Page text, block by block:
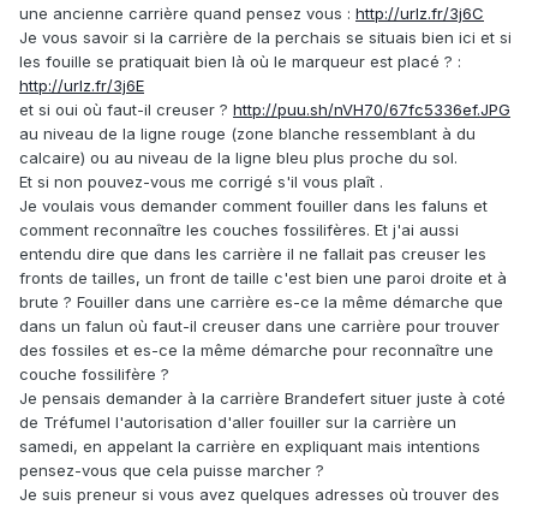
une ancienne carrière quand pensez vous : http://urlz.fr/3j6C
Je vous savoir si la carrière de la perchais se situais bien ici et si
les fouille se pratiquait bien là où le marqueur est placé ? :
http://urlz.fr/3j6E
et si oui où faut-il creuser ? http://puu.sh/nVH70/67fc5336ef.JPG
au niveau de la ligne rouge (zone blanche ressemblant à du
calcaire) ou au niveau de la ligne bleu plus proche du sol.
Et si non pouvez-vous me corrigé s'il vous plaît .
Je voulais vous demander comment fouiller dans les faluns et
comment reconnaître les couches fossilifères. Et j'ai aussi
entendu dire que dans les carrière il ne fallait pas creuser les
fronts de tailles, un front de taille c'est bien une paroi droite et à
brute ? Fouiller dans une carrière es-ce la même démarche que
dans un falun où faut-il creuser dans une carrière pour trouver
des fossiles et es-ce la même démarche pour reconnaître une
couche fossilifère ?
Je pensais demander à la carrière Brandefert situer juste à coté
de Tréfumel l'autorisation d'aller fouiller sur la carrière un
samedi, en appelant la carrière en expliquant mais intentions
pensez-vous que cela puisse marcher ?
Je suis preneur si vous avez quelques adresses où trouver des